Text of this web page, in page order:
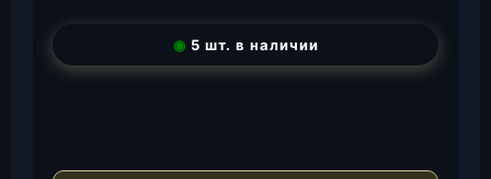
◉ 5 шт. в наличии
ea